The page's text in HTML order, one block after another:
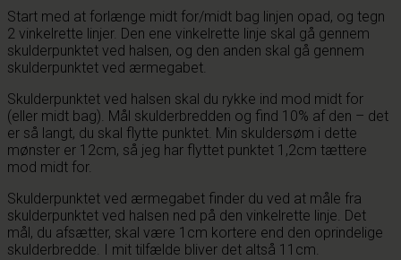
Start med at forlænge midt for/midt bag linjen opad, og tegn
2 vinkelrette linjer. Den ene vinkelrette linje skal gå gennem
skulderpunktet ved halsen, og den anden skal gå gennem
skulderpunktet ved ærmegabet.
Skulderpunktet ved halsen skal du rykke ind mod midt for
(eller midt bag). Mål skulderbredden og find 10% af den – det
er så langt, du skal flytte punktet. Min skuldersøm i dette
mønster er 12cm, så jeg har flyttet punktet 1,2cm tættere
mod midt for.
Skulderpunktet ved ærmegabet finder du ved at måle fra
skulderpunktet ved halsen ned på den vinkelrette linje. Det
mål, du afsætter, skal være 1cm kortere end den oprindelige
skulderbredde. I mit tilfælde bliver det altså 11cm.